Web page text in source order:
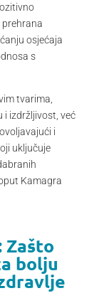
osjećaja
s
tvarima,
i izdržljivost, već
i
uključuje
Kamagra
bolju